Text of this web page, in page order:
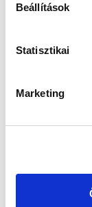
Beállítások
Statisztikai
Marketing